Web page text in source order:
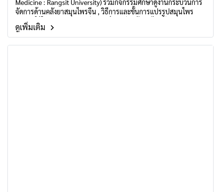
Medicine : Rangsit University) ร่วมกิจกรรมศึกษาดูงานกระบวนการ
จัดการด้านคลังยาสมุนไพรจีน , วิธีการและขั้นการแปรรูปสมุนไพร
สำหรับใช้ในคลินิกฯ ณ หัวเฉียวศูนย์การเรียนรู้สมุนไพรจีนแบบครบ
วงจร อ.ศรีสมาน จ.นนทบุรี เมื่อวันที่ 18 กันยายน 2563
ดูเพิ่มเติม